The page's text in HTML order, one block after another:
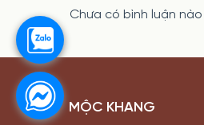
Chưa có bình luận nào
MỘC KHANG